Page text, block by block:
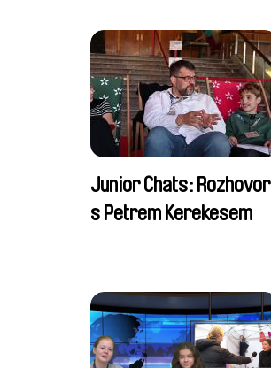
Junior Chats: Rozhovor
s Petrem Kerekesem